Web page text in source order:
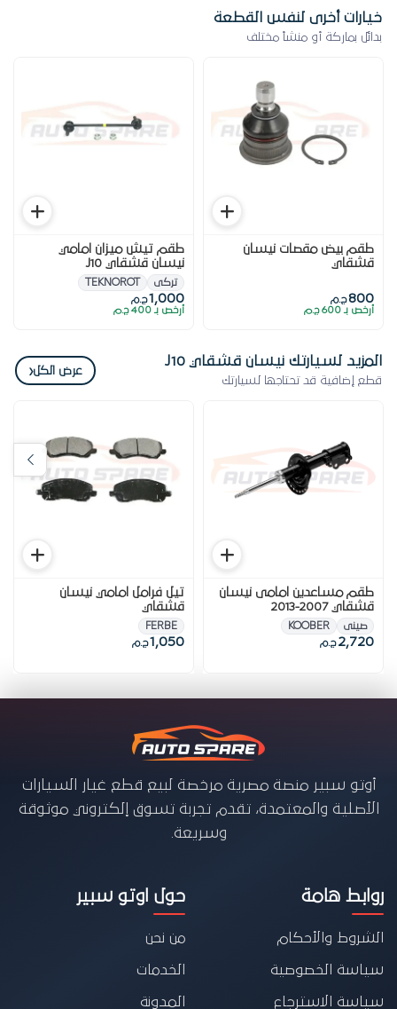
خيارات أخرى لنفس القطعة
بدائل بماركة أو منشأ مختلف
طقم بيض مقصات نيسان
قشقاي
800ج.م
أرخص بـ 600 ج.م
طقم تيش ميزان امامي
نيسان قشقاي J10
تركى TEKNOROT
1,000ج.م
أرخص بـ 400 ج.م
المزيد لسيارتك نيسان قشقاي J10
قطع إضافية قد تحتاجها لسيارتك
عرض الكل‹
طقم مساعدين امامى نيسان
قشقاي 2007-2013
صينى KOOBER
2,720 ج.م
تيل فرامل امامي نيسان
قشقاي
FERBE
1,050ج.م
أوتو سبير منصة مصرية مرخصة لبيع قطع غيار السيارات
الأصلية والمعتمدة، تقدم تجربة تسوق إلكتروني موثوقة
وسريعة.
روابط هامة
الشروط والأحكام
سياسة الخصوصية
سياسة الاسترجاع
حول اوتو سبير
من نحن
الخدمات
المدونة